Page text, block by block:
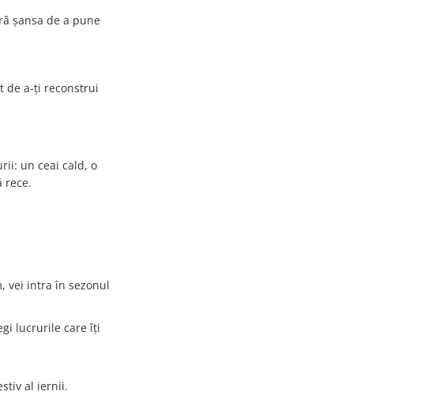
șansa de a pune
de a-ți reconstrui
un ceai cald, o
rece.
vei intra în sezonul
lucrurile care îți
al iernii.